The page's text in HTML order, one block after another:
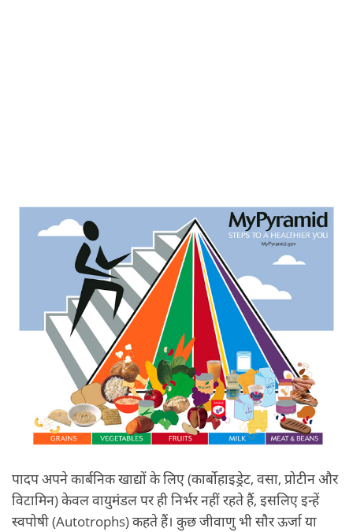
पादप अपने कार्बनिक खाद्यों के लिए (कार्बोहाइड्रेट, वसा, प्रोटीन और
विटामिन) केवल वायुमंडल पर ही निर्भर नहीं रहते हैं, इसलिए इन्हें
स्वपोषी (Autotrophs) कहते हैं। कुछ जीवाणु भी सौर ऊर्जा या